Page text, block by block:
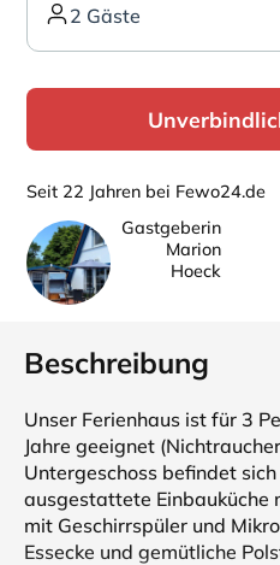
2 Gäste
Seit 22 Jahren bei Fewo24.de
Gastgeberin
Marion
Hoeck
Beschreibung
Unser Ferienhaus ist für 3
Jahre geeignet
Untergeschoss befindet
ausgestattete Einbauküche
mit Geschirrspüler und
Essecke und gemütliche